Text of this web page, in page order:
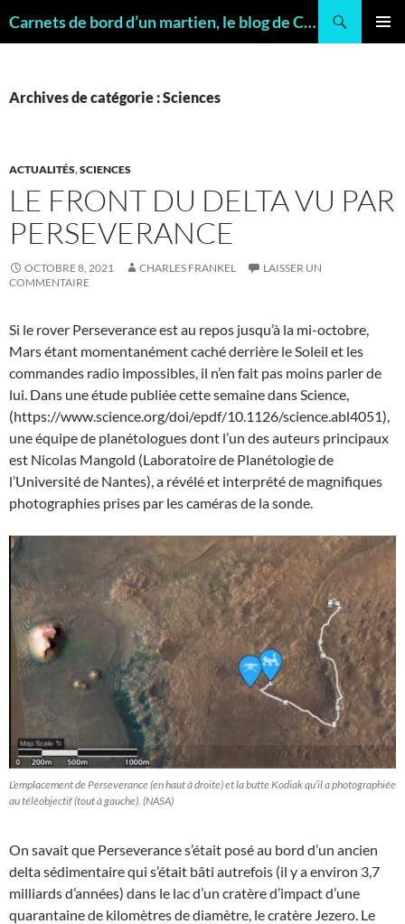
Carnets de bord d’un martien, le blog de Charles FRANKEL, géologue
Archives de catégorie : Sciences
ACTUALITÉS,SCIENCES
LE FRONT DU DELTA VU PAR
PERSEVERANCE
OCTOBRE 8, 2021 CHARLES FRANKEL
LAISSER UN
COMMENTAIRE
Si le rover Perseverance est au repos jusqu’à la mi-octobre,
Mars étant momentanément caché derrière le Soleil et les
commandes radio impossibles, il n’en fait pas moins parler de
lui. Dans une étude publiée cette semaine dans Science,
(https://www.science.org/doi/epdf/10.1126/science.abl4051),
une équipe de planétologues dont l’un des auteurs principaux
est Nicolas Mangold (Laboratoire de Planétologie de
l’Université de Nantes), a révélé et interprété de magnifiques
photographies prises par les caméras de la sonde.
L’emplacement de Perseverance (en haut à droite) et la butte Kodiak qu’il a photographiée
au téléobjectif (tout à gauche). (NASA)
On savait que Perseverance s’était posé au bord d’un ancien
delta sédimentaire qui s’était bâti autrefois (il y a environ 3,7
milliards d’années) dans le lac d’un cratère d’impact d’une
quarantaine de kilomètres de diamètre, le cratère Jezero. Le